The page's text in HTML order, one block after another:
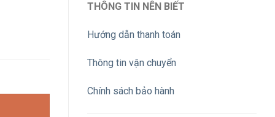
THÔNG TIN NÊN BIẾT
Hướng dẫn thanh toán
Thông tin vận chuyển
Chính sách bảo hành